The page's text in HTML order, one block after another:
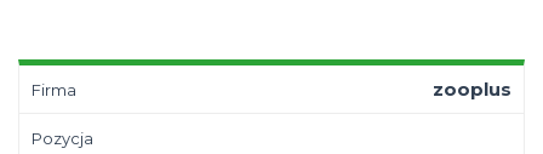
Firma zooplus
Pozycja